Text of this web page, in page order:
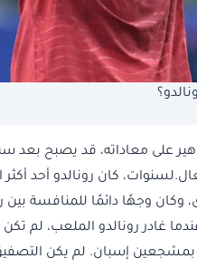
على معاداته، قد يصبح بعد
كان رونالدو أحد
وجهًا دائمًا للمنافسة بين
غادر رونالدو الملعب، لم
إسبان. لم يكن التصفيق